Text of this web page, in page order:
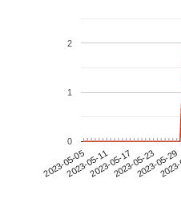
2023-05-052023-05-112023-05-172023-05-232023-05-29
0
1
2